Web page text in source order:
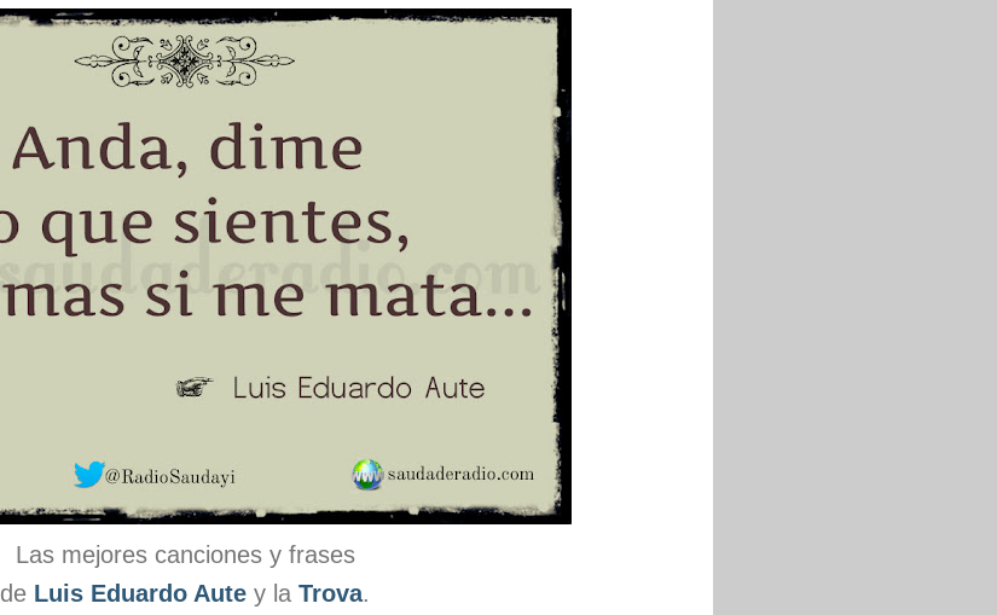
Las mejores canciones y frases
de Luis Eduardo Aute y la Trova.